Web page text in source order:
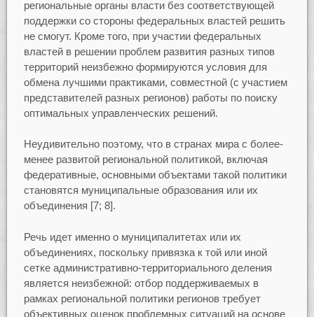
региональные органы власти без соответствующей
поддержки со стороны федеральных властей решить
не смогут. Кроме того, при участии федеральных
властей в решении проблем развития разных типов
территорий неизбежно формируются условия для
обмена лучшими практиками, совместной (с участием
представителей разных регионов) работы по поиску
оптимальных управленческих решений.
Неудивительно поэтому, что в странах мира с более-
менее развитой региональной политикой, включая
федеративные, основными объектами такой политики
становятся муниципальные образования или их
объединения [7; 8].
Речь идет именно о муниципалитетах или их
объединениях, поскольку привязка к той или иной
сетке административно-территориального деления
является неизбежной: отбор поддерживаемых в
рамках региональной политики регионов требует
объективных оценок проблемных ситуаций на основе